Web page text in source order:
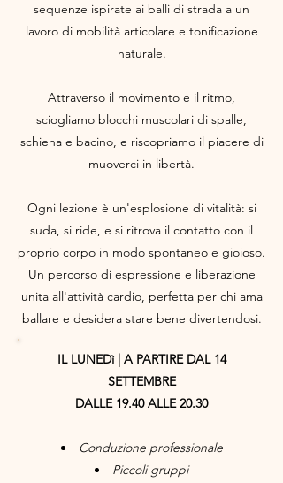
sequenze ispirate ai balli di strada a un
lavoro di mobilità articolare e tonificazione
naturale.
Attraverso il movimento e il ritmo,
sciogliamo blocchi muscolari di spalle,
schiena e bacino, e riscopriamo il piacere di
muoverci in libertà.
Ogni lezione è un'esplosione di vitalità: si
suda, si ride, e si ritrova il contatto con il
proprio corpo in modo spontaneo e gioioso.
Un percorso di espressione e liberazione
unita all'attività cardio, perfetta per chi ama
ballare e desidera stare bene divertendosi.
IL LUNEDì | A PARTIRE DAL 14
SETTEMBRE
DALLE 19.40 ALLE 20.30
Conduzione professionale
Piccoli gruppi